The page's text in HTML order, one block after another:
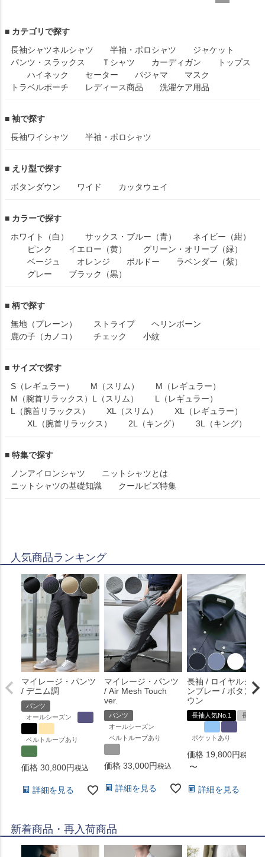
■ カテゴリで探す
長袖シャツネルシャツ 半袖・ポロシャツ
ジャケット
パンツ・スラックス
Ｔシャツ カーディガン
トップス
ハイネック
セーター パジャマ
マスク
トラベルポーチ
レディース商品 洗濯ケア用品
■ 袖で探す
長袖ワイシャツ
半袖・ポロシャツ
■ えり型で探す
ボタンダウン
ワイド カッタウェイ
■ カラーで探す
ホワイト（白）
サックス・ブルー（青）
ネイビー（紺）
ピンク
イエロー（黄）
グリーン・オリーブ（緑）
ベージュ
オレンジ ボルドー
ラベンダー（紫）
グレー
ブラック（黒）
■ 柄で探す
無地（プレーン）
ストライプ
ヘリンボーン
鹿の子（カノコ）
チェック 小紋
■ サイズで探す
S（レギュラー）
M（スリム）
M（レギュラー）
M（腕首リラックス） L（スリム）
L（レギュラー）
L（腕首リラックス）
XL（スリム）
XL（レギュラー）
XL（腕首リラックス）
2L（キング） 3L（キング）
■ 特集で探す
ノンアイロンシャツ
ニットシャツとは
ニットシャツの基礎知識
クールビズ特集
人気商品ランキング
マイレージ・パンツ
/ デニム調
パンツ
オールシーズン
ベルトループあり
価格 30,800 税込
詳細を見る
マイレージ・パンツ
/ Air Mesh Touch
ver.
パンツ
オールシーズン
ベルトループあり
価格 33,000 税込
詳細を見る
長袖 / ロイヤルシャ
ンブレー / ボタンダ
ウン
長袖人気No.1 長袖
ポケットあり
価格 19,800 税込
〜
詳細を見る
新着商品・再入荷商品